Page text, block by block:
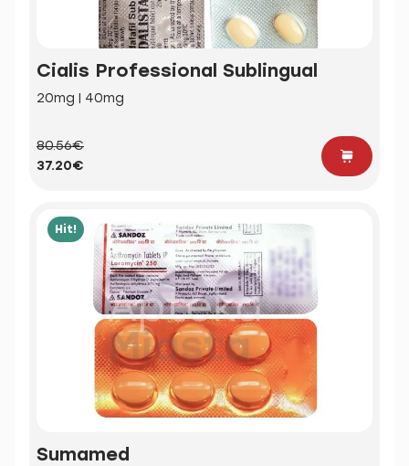
Cialis Professional Sublingual
20mg | 40mg
80.56€
37.20€
Hit!
Sumamed